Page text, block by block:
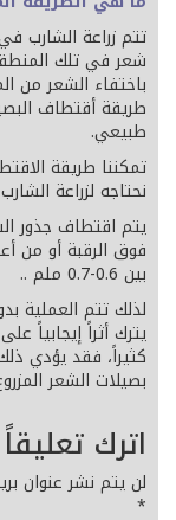
تتم زراعة الشارب
شعر في تلك
باختفاء الشعر من
طريقة أقتطاف
طبيعي.
تمكننا طريقة
نحتاجه لزراعة
يتم اقتطاف جذور
فوق الرقبة أو من
بين 0.6-0.7 ملم ..
لذلك تتم العملية
يترك أثراً إيجابياً
بصيلات الشعر
اترك تعليقاً
لن يتم نشر عنوان
*